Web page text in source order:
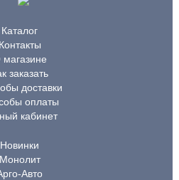
Каталог
Контакты
заказать
доставки
оплаты
кабинет
Новинки
Монолит
Авто